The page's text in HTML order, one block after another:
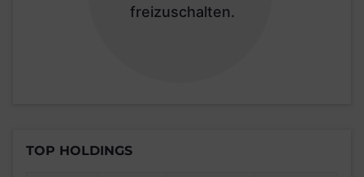
freizuschalten.
TOP HOLDINGS